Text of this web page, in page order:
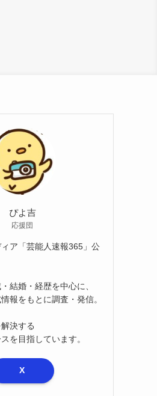
ぴよ吉
応援団
ア「芸能人速報365」公
結婚・経歴を中心に、
報をもとに調査・発信。
解決する
を目指しています。
X